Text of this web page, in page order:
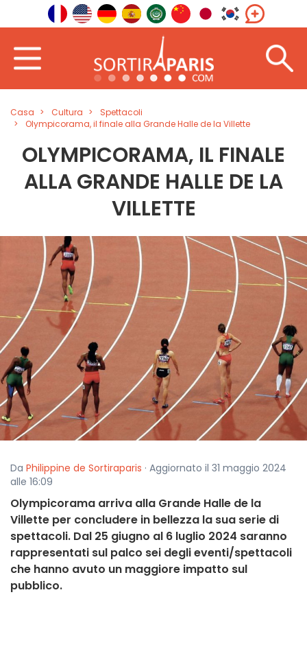
Casa Cultura
Spettacoli
Olympicorama, il finale alla Grande Halle de la Villette
OLYMPICORAMA, IL FINALE
ALLA GRANDE HALLE DE LA
VILLETTE
Da Philippine de Sortiraparis · Aggiornato il 31 maggio 2024
alle 16:09
Olympicorama arriva alla Grande Halle de la
Villette per concludere in bellezza la sua serie di
spettacoli. Dal 25 giugno al 6 luglio 2024 saranno
rappresentati sul palco sei degli eventi/spettacoli
che hanno avuto un maggiore impatto sul
pubblico.